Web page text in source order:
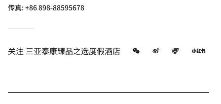
传真:+86 898-88595678
关注 三亚泰康臻品之选度假酒店 微信 微博 飞猪 小